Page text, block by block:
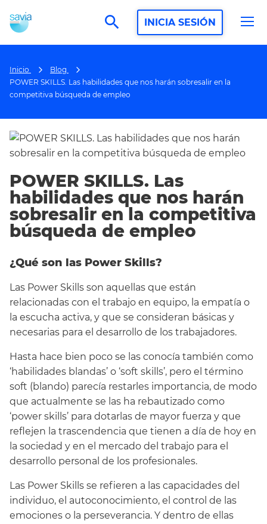
search INICIA SESIÓN
Inicio
Blog
POWER SKILLS. Las habilidades que nos harán sobresalir en la
competitiva búsqueda de empleo
POWER SKILLS. Las
habilidades que nos harán
sobresalir en la competitiva
búsqueda de empleo
¿Qué son las Power Skills?
Las Power Skills son aquellas que están
relacionadas con el trabajo en equipo, la empatía o
la escucha activa, y que se consideran básicas y
necesarias para el desarrollo de los trabajadores.
Hasta hace bien poco se las conocía también como
‘habilidades blandas’ o ‘soft skills’, pero el término
soft (blando) parecía restarles importancia, de modo
que actualmente se las ha rebautizado como
‘power skills’ para dotarlas de mayor fuerza y que
reflejen la trascendencia que tienen a día de hoy en
la sociedad y en el mercado del trabajo para el
desarrollo personal de los profesionales.
Las Power Skills se refieren a las capacidades del
individuo, el autoconocimiento, el control de las
emociones o la perseverancia. Y dentro de ellas